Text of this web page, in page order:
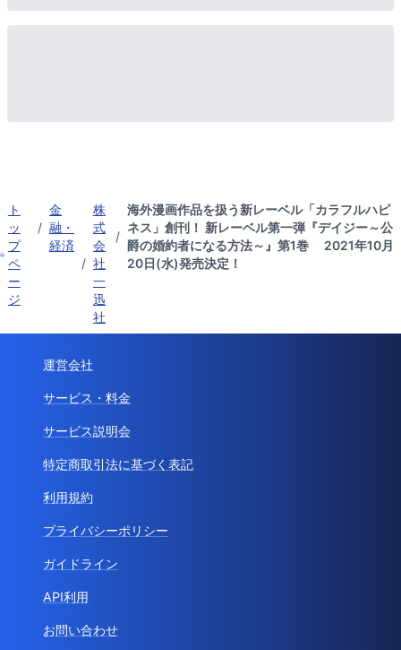
ト
ッ
プ
ペ
ー
ジ
/
金
融・
経済
/
株
式
会
社
一
迅
社
/
海外漫画作品を扱う新レーベル「カラフルハピ
ネス」創刊！ 新レーベル第一弾『デイジー～公
爵の婚約者になる方法～』第1巻 2021年10月
20日(水)発売決定！
運営会社
サービス・料金
サービス説明会
特定商取引法に基づく表記
利用規約
プライバシーポリシー
ガイドライン
API利用
お問い合わせ